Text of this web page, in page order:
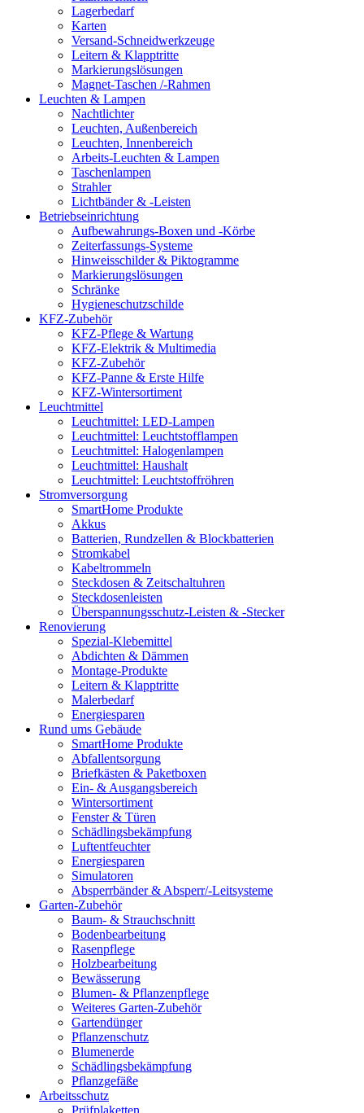
Lagerbedarf
Karten
Versand-Schneidwerkzeuge
Leitern & Klapptritte
Markierungslösungen
Magnet-Taschen /-Rahmen
Leuchten & Lampen
Nachtlichter
Leuchten, Außenbereich
Leuchten, Innenbereich
Arbeits-Leuchten & Lampen
Taschenlampen
Strahler
Lichtbänder & -Leisten
Betriebseinrichtung
Aufbewahrungs-Boxen und -Körbe
Zeiterfassungs-Systeme
Hinweisschilder & Piktogramme
Markierungslösungen
Schränke
Hygieneschutzschilde
KFZ-Zubehör
KFZ-Pflege & Wartung
KFZ-Elektrik & Multimedia
KFZ-Zubehör
KFZ-Panne & Erste Hilfe
KFZ-Wintersortiment
Leuchtmittel
Leuchtmittel: LED-Lampen
Leuchtmittel: Leuchtstofflampen
Leuchtmittel: Halogenlampen
Leuchtmittel: Haushalt
Leuchtmittel: Leuchtstoffröhren
Stromversorgung
SmartHome Produkte
Akkus
Batterien, Rundzellen & Blockbatterien
Stromkabel
Kabeltrommeln
Steckdosen & Zeitschaltuhren
Steckdosenleisten
Überspannungsschutz-Leisten & -Stecker
Renovierung
Spezial-Klebemittel
Abdichten & Dämmen
Montage-Produkte
Leitern & Klapptritte
Malerbedarf
Energiesparen
Rund ums Gebäude
SmartHome Produkte
Abfallentsorgung
Briefkästen & Paketboxen
Ein- & Ausgangsbereich
Wintersortiment
Fenster & Türen
Schädlingsbekämpfung
Luftentfeuchter
Energiesparen
Simulatoren
Absperrbänder & Absperr/-Leitsysteme
Garten-Zubehör
Baum- & Strauchschnitt
Bodenbearbeitung
Rasenpflege
Holzbearbeitung
Bewässerung
Blumen- & Pflanzenpflege
Weiteres Garten-Zubehör
Gartendünger
Pflanzenschutz
Blumenerde
Schädlingsbekämpfung
Pflanzgefäße
Arbeitsschutz
Prüfplaketten